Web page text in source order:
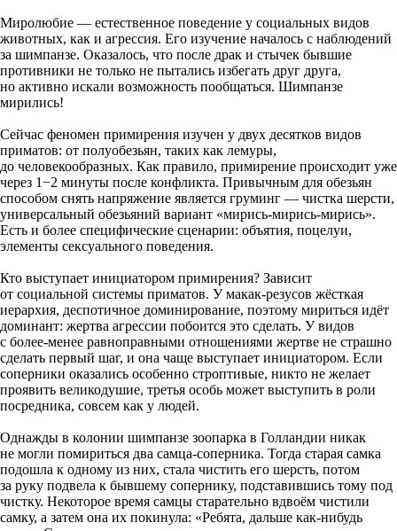
Миролюбие — естественное поведение у социальных видов
животных, как и агрессия. Его изучение началось с наблюдений
за шимпанзе. Оказалось, что после драк и стычек бывшие
противники не только не пытались избегать друг друга,
но активно искали возможность пообщаться. Шимпанзе
мирились!
Сейчас феномен примирения изучен у двух десятков видов
приматов: от полуобезьян, таких как лемуры,
до человекообразных. Как правило, примирение происходит уже
через 1−2 минуты после конфликта. Привычным для обезьян
способом снять напряжение является груминг — чистка шерсти,
универсальный обезьяний вариант «мирись-мирись-мирись».
Есть и более специфические сценарии: объятия, поцелуи,
элементы сексуального поведения.
Кто выступает инициатором примирения? Зависит
от социальной системы приматов. У макак-резусов жёсткая
иерархия, деспотичное доминирование, поэтому мириться идёт
доминант: жертва агрессии побоится это сделать. У видов
с более-менее равноправными отношениями жертве не страшно
сделать первый шаг, и она чаще выступает инициатором. Если
соперники оказались особенно строптивые, никто не желает
проявить великодушие, третья особь может выступить в роли
посредника, совсем как у людей.
Однажды в колонии шимпанзе зоопарка в Голландии никак
не могли помириться два самца-соперника. Тогда старая самка
подошла к одному из них, стала чистить его шерсть, потом
за руку подвела к бывшему сопернику, подставившись тому под
чистку. Некоторое время самцы старательно вдвоём чистили
самку, а затем она их покинула: «Ребята, дальше как-нибудь